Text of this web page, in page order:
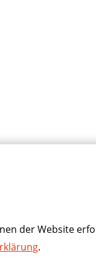
der Website
.